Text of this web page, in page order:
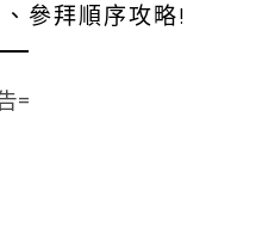
參拜順序攻略!
=